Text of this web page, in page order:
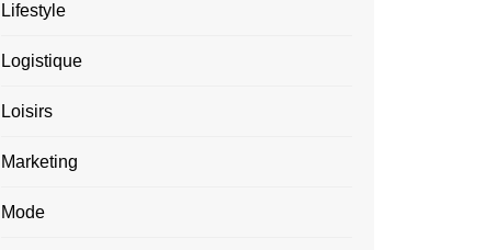
Lifestyle
Logistique
Loisirs
Marketing
Mode